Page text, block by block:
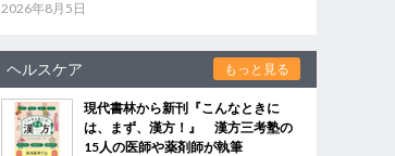
2026年8月5日
ヘルスケア もっと見る
現代書林から新刊『こんなときに
は、まず、漢方！』 漢方三考塾の
15人の医師や薬剤師が執筆